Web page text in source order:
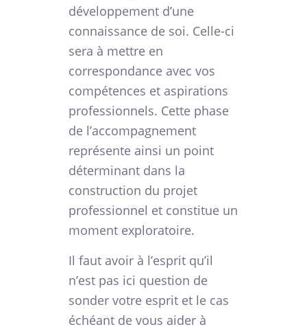
développement d’une
connaissance de soi. Celle-ci
sera à mettre en
correspondance avec vos
compétences et aspirations
professionnels. Cette phase
de l’accompagnement
représente ainsi un point
déterminant dans la
construction du projet
professionnel et constitue un
moment exploratoire.
Il faut avoir à l’esprit qu’il
n’est pas ici question de
sonder votre esprit et le cas
échéant de vous aider à